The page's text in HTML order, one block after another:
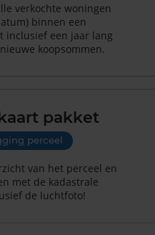
verkochte woningen
binnen een
inclusief een jaar lang
koopsommen.
pakket
perceel
van het perceel en
met de kadastrale
de luchtfoto!